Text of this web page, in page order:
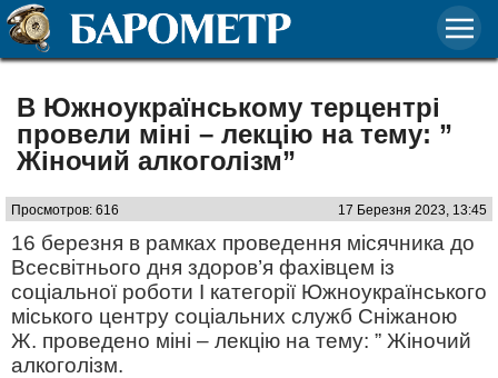
В Южноукраїнському терцентрі
провели міні – лекцію на тему: ”
Жіночий алкоголізм”
Просмотров: 616 17 Березня 2023, 13:45
16 березня в рамках проведення місячника до
Всесвітнього дня здоров’я фахівцем із
соціальної роботи І категорії Южноукраїнського
міського центру соціальних служб Сніжаною
Ж. проведено міні – лекцію на тему: ” Жіночий
алкоголізм.